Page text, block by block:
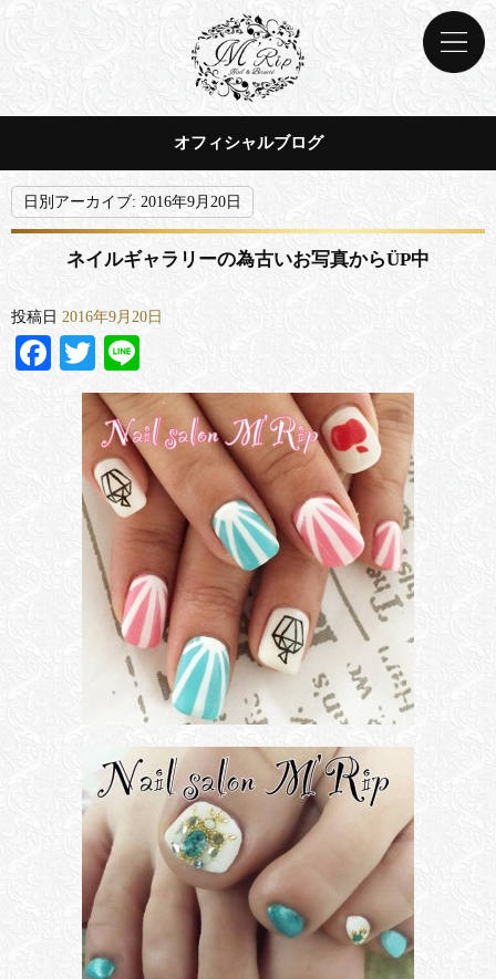
オフィシャルブログ
日別アーカイブ: 2016年9月20日
ネイルギャラリーの為古いお写真からÜP中
投稿日 2016年9月20日
Facebook
Twitter